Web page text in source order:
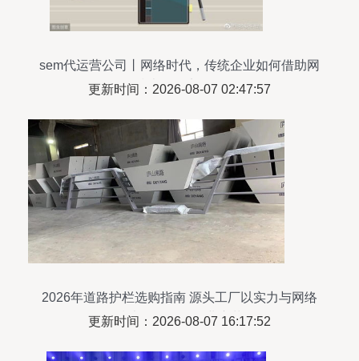
sem代运营公司丨网络时代，传统企业如何借助网
络技术服务实现转型
更新时间：2026-08-07 02:47:57
2026年道路护栏选购指南 源头工厂以实力与网络
技术服务引领行业变革
更新时间：2026-08-07 16:17:52